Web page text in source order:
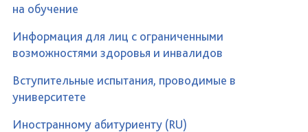
на обучение
Информация для лиц с ограниченными
возможностями здоровья и инвалидов
Вступительные испытания, проводимые в
университете
Иностранному абитуриенту (RU)